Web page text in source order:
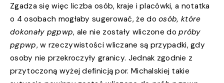
Zgadza się więc liczba osób, kraje i placówki, a notatka
o 4 osobach mogłaby sugerować, że doosób, które
dokonały pgpwp, ale nie zostały wliczone dopróby
pgpwp, w rzeczywistości wliczane są przypadki, gdy
osoby nie przekroczyły granicy. Jednak zgodnie z
przytoczoną wyżej definicją por. Michalskiej takie